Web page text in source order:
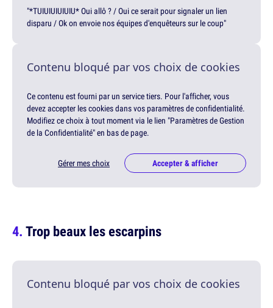
"*TUIUIUIUIUIU* Oui allô ? / Oui ce serait pour signaler un lien
disparu / Ok on envoie nos équipes d'enquêteurs sur le coup"
Contenu bloqué par vos choix de cookies
Ce contenu est fourni par un service tiers. Pour l'afficher, vous
devez accepter les cookies dans vos paramètres de confidentialité.
Modifiez ce choix à tout moment via le lien "Paramètres de Gestion
de la Confidentialité" en bas de page.
Gérer mes choix Accepter & afficher
Trop beaux les escarpins
Contenu bloqué par vos choix de cookies